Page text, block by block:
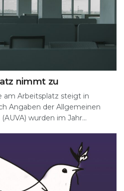
nimmt zu
am Arbeitsplatz steigt in
Angaben der Allgemeinen
wurden im Jahr...